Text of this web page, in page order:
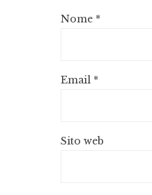
Nome *
Email *
Sito web